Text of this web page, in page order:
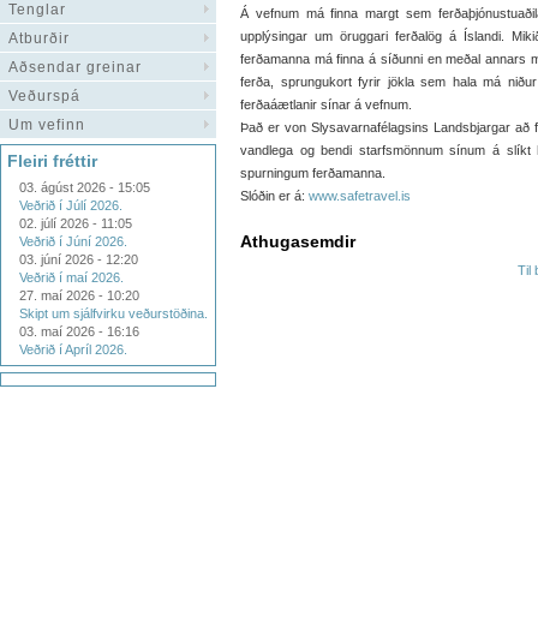
Tenglar
Atburðir
Aðsendar greinar
Veðurspá
Um vefinn
Fleiri fréttir
03. ágúst 2026 - 15:05
Veðrið í Júlí 2026.
02. júlí 2026 - 11:05
Veðrið í Júní 2026.
03. júní 2026 - 12:20
Veðrið í maí 2026.
27. maí 2026 - 10:20
Skipt um sjálfvirku veðurstöðina.
03. maí 2026 - 16:16
Veðrið í Apríl 2026.
Á vefnum má finna margt sem
upplýsingar um öruggari ferðalög á Íslandi.
ferðamanna má finna á síðunni en meðal annars
ferða, sprungukort fyrir jökla sem hala má
ferðaáætlanir sínar á vefnum.
Það er von Slysavarnafélagsins Landsbjargar
vandlega og bendi starfsmönnum sínum á
spurningum ferðamanna.
Slóðin er á: www.safetravel.is
Athugasemdir
Til